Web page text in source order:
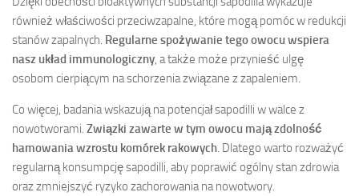
również właściwości przeciwzapalne, które mogą pomóc w redukcji
stanów zapalnych. Regularne spożywanie tego owocu wspiera
nasz układ immunologiczny, a także może przynieść ulgę
osobom cierpiącym na schorzenia związane z zapaleniem.
Co więcej, badania wskazują na potencjał sapodilli w walce z
nowotworami. Związki zawarte w tym owocu mają zdolność
hamowania wzrostu komórek rakowych. Dlatego warto rozważyć
regularną konsumpcję sapodilli, aby poprawić ogólny stan zdrowia
oraz zmniejszyć ryzyko zachorowania na nowotwory.